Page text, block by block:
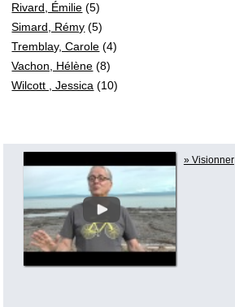
Rivard, Émilie (5)
Simard, Rémy (5)
Tremblay, Carole (4)
Vachon, Hélène (8)
Wilcott , Jessica (10)
» Visionner